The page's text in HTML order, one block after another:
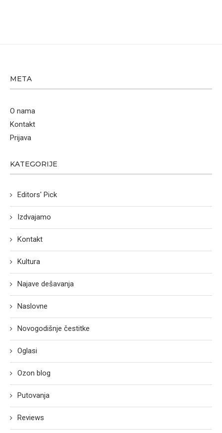
META
O nama
Kontakt
Prijava
KATEGORIJE
Editors' Pick
Izdvajamo
Kontakt
Kultura
Najave dešavanja
Naslovne
Novogodišnje čestitke
Oglasi
Ozon blog
Putovanja
Reviews